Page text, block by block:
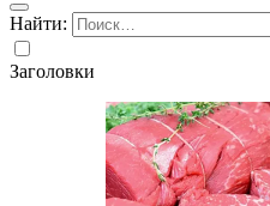
Найти:
Заголовки